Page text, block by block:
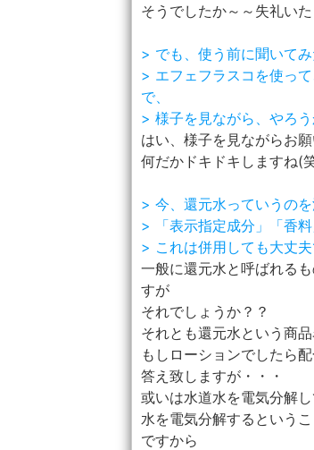
そうでしたか～～失礼い
> でも、使う前に聞いて
> エフェフラスコを使っ
で、
> 様子を見ながら、やろう
はい、様子を見ながらお
何だかドキドキしますね(
> 今、還元水っていうの
> 「表示指定成分」「香
> これは併用しても大丈
一般に還元水と呼ばれる
すが
それでしょうか？？
それとも還元水という商
もしローションでしたら
答え致しますが・・・
或いは水道水を電気分解
水を電気分解するという
ですから